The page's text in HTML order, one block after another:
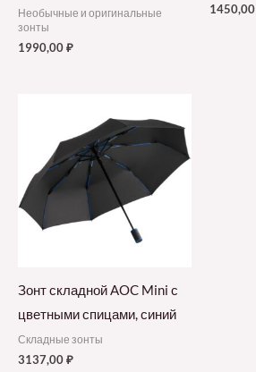
Необычные и оригинальные
зонты
1990,00₽
1450,00
Зонт складной AOC Mini с
цветными спицами, синий
Складные зонты
3137,00₽